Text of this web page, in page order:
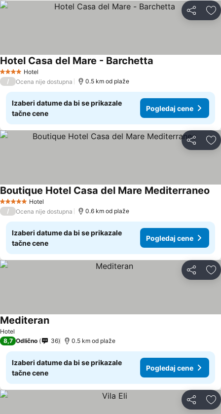
Deli
4 ZvezdiceHotel
Hotel Casa del Mare - Barchetta
/ Ocena nije dostupna 0.5 km od plaže
Izaberi datume da bi se prikazale
tačne cene
Pogledaj cene
Deli
5 ZvezdiceHotel
Boutique Hotel Casa del Mare Mediterraneo
/ Ocena nije dostupna 0.6 km od plaže
Izaberi datume da bi se prikazale
tačne cene
Pogledaj cene
Deli
Hotel
MediteranPogledaj cene
8,7 Odlično 36 0.5 km od plaže
Izaberi datume da bi se prikazale
tačne cene
Pogledaj cene
Deli